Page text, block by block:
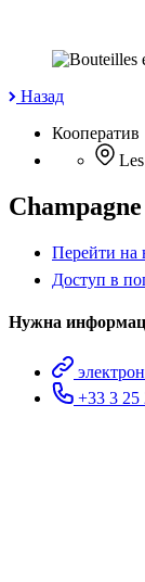
Назад
Кооператив
Перейти на
Доступ в
Нужна
+33 3 25